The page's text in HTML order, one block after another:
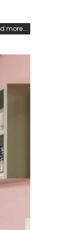
more...